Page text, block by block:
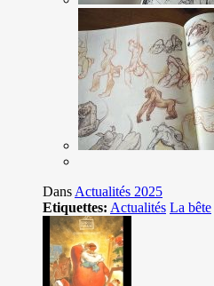
Dans Actualités 2025
Etiquettes: Actualités La bête